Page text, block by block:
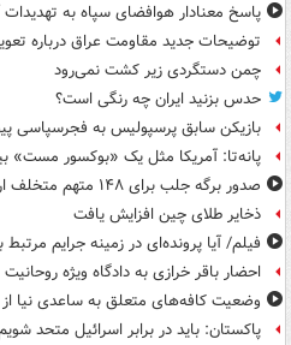
پاسخ معنادار هوافضای سپاه به تهدیدات
توضیحات جدید مقاومت عراق درباره
چمن دستگردی زیر کشت نمی‌رود
حدس بزنید ایران چه رنگی است؟
بازیکن سابق پرسپولیس به فجرسپاسی
پانه‌تا: آمریکا مثل یک «بوکسور مست»
صدور برگه جلب برای ۱۴۸ متهم متخلف ارزی
ذخایر طلای چین افزایش یافت
فیلم/ آیا پرونده‌ای در زمینه جرایم
احضار باقر خرازی به دادگاه ویژه روحانیت
وضعیت کافه‌های متعلق به ساعدی نیا
پاکستان: باید در برابر اسرائیل متحد